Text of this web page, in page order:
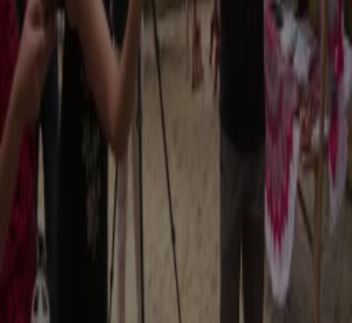
2 aug 2024, 16:04
Nieuws
1:42
Laatste avond in Arena voor De Toppers
2 aug 2024, 16:04
Nieuws
Crisisoverleg na incidenten in AZC Weert: 'We gaan dit probleem aanpakken'
Dit zijn de 5 leukste liefdeskoppels uit Utopia
2 aug 2024, 16:04
Xess Xava kunstenaar in de dop?
2 aug 2024, 16:04